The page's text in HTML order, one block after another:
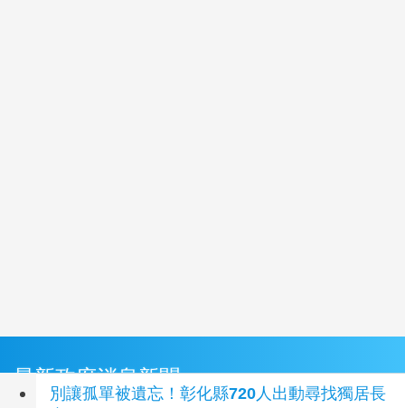
最新政府消息新聞
別讓孤單被遺忘！彰化縣720人出動尋找獨居長